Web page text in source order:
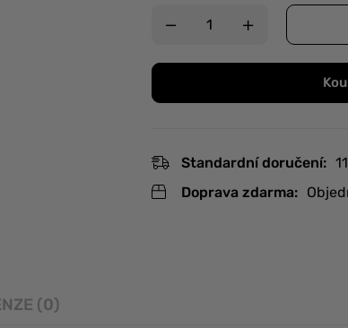
Standardní doručení:
Doprava zdarma:
(0)